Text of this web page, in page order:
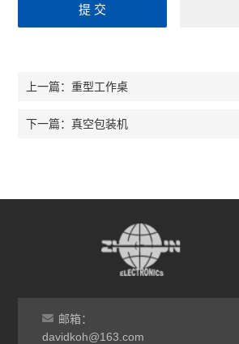
上一篇：重型工作桌
下一篇：真空包装机
邮箱：
davidkoh@163.com